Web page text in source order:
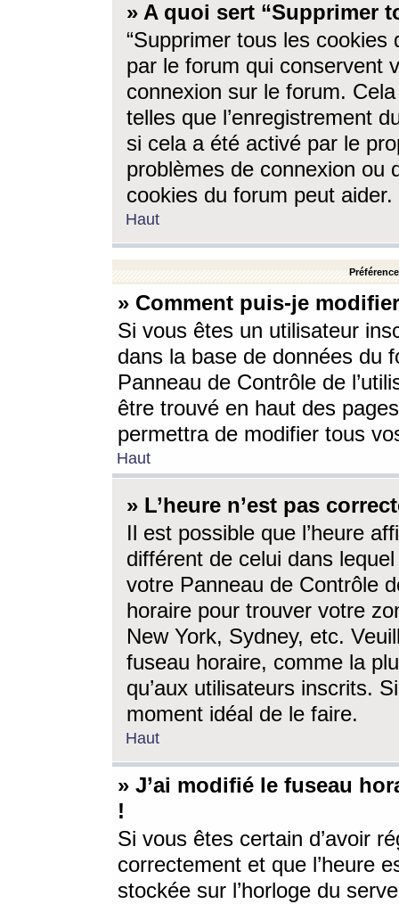
» A quoi sert “Supprimer
“Supprimer tous les cookies
par le forum qui conservent
connexion sur le forum.
telles que l’enregistrement
si cela a été activé par le
problèmes de connexion ou
cookies du forum peut aider.
Haut
» Comment puis-je
Si vous êtes un utilisateur
dans la base de données du
Panneau de Contrôle de
être trouvé en haut des
permettra de modifier tous
Haut
» L’heure n’est pas
Il est possible que l’heure
différent de celui dans
votre Panneau de Contrôle
horaire pour trouver votre
New York, Sydney, etc.
fuseau horaire, comme la
qu’aux utilisateurs inscrits.
moment idéal de le faire.
Haut
» J’ai modifié le fuseau
!
Si vous êtes certain d’avoir
correctement et que l’heure
stockée sur l’horloge du